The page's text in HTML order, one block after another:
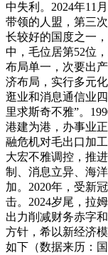
中失利。2024年11
带领的人盟，第三
长较好的国度之一
中，毛位居第52位
布局单一，次要出
济布局，实行多元
逛业和消息通信业
里求斯奇不雅”。
港建为港，办事业
融危机对毛出口加
大宏不雅调控，推
制、消息立异、海
加。2020年，受新
击。2024岁尾，拉
出力削减财务赤字
方针，希以新经济
如下（数据来历：